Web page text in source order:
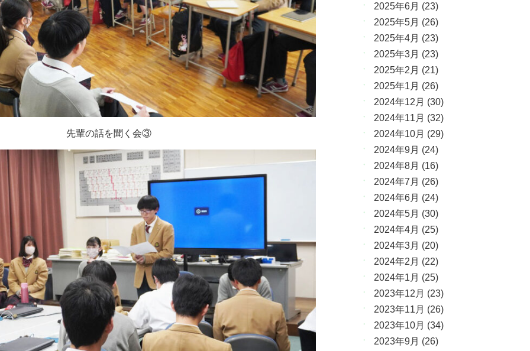
先輩の話を聞く会③
2025年6月 (23)
2025年5月 (26)
2025年4月 (23)
2025年3月 (23)
2025年2月 (21)
2025年1月 (26)
2024年12月 (30)
2024年11月 (32)
2024年10月 (29)
2024年9月 (24)
2024年8月 (16)
2024年7月 (26)
2024年6月 (24)
2024年5月 (30)
2024年4月 (25)
2024年3月 (20)
2024年2月 (22)
2024年1月 (25)
2023年12月 (23)
2023年11月 (26)
2023年10月 (34)
2023年9月 (26)